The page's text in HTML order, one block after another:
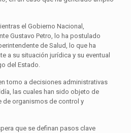
el Gobierno Nacional,
Gustavo Petro, lo ha postulado
de Salud, lo que ha
a su situación jurídica y su eventual
del Estado.
torno a decisiones administrativas
las cuales han sido objeto de
de organismos de control y
que se definan pasos clave